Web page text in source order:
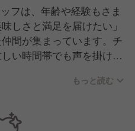
フは、年齢や経験もさま
しさと満足を届けたい」
間が集まっています。チ
い時間帯でも声を掛け合
たスタッフも多く、先輩が
もっと読む